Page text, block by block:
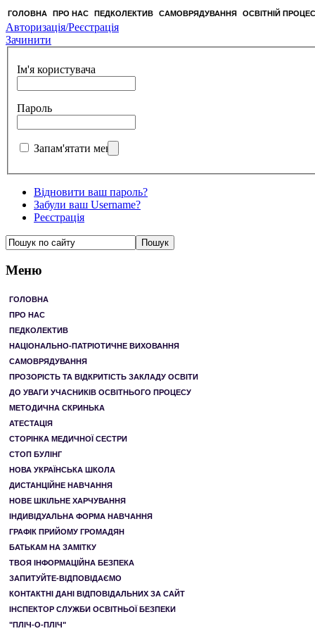
ГОЛОВНА ПРО НАС ПЕДКОЛЕКТИВ САМОВРЯДУВАННЯ ОСВІТНІЙ ПРОЦЕС
Авторизація/Реєстрація
Зачинити
Ім'я користувача
Пароль
Запам'ятати мене
Відновити ваш пароль?
Забули ваш Username?
Реєстрація
Меню
ГОЛОВНА
ПРО НАС
ПЕДКОЛЕКТИВ
НАЦІОНАЛЬНО-ПАТРІОТИЧНЕ ВИХОВАННЯ
САМОВРЯДУВАННЯ
ПРОЗОРІСТЬ ТА ВІДКРИТІСТЬ ЗАКЛАДУ ОСВІТИ
ДО УВАГИ УЧАСНИКІВ ОСВІТНЬОГО ПРОЦЕСУ
МЕТОДИЧНА СКРИНЬКА
АТЕСТАЦІЯ
СТОРІНКА МЕДИЧНОЇ СЕСТРИ
СТОП БУЛІНГ
НОВА УКРАЇНСЬКА ШКОЛА
ДИСТАНЦІЙНЕ НАВЧАННЯ
НОВЕ ШКІЛЬНЕ ХАРЧУВАННЯ
ІНДИВІДУАЛЬНА ФОРМА НАВЧАННЯ
ГРАФІК ПРИЙОМУ ГРОМАДЯН
БАТЬКАМ НА ЗАМІТКУ
ТВОЯ ІНФОРМАЦІЙНА БЕЗПЕКА
ЗАПИТУЙТЕ-ВІДПОВІДАЄМО
КОНТАКТНІ ДАНІ ВІДПОВІДАЛЬНИХ ЗА САЙТ
ІНСПЕКТОР СЛУЖБИ ОСВІТНЬОЇ БЕЗПЕКИ
"ПЛІЧ-О-ПЛІЧ"